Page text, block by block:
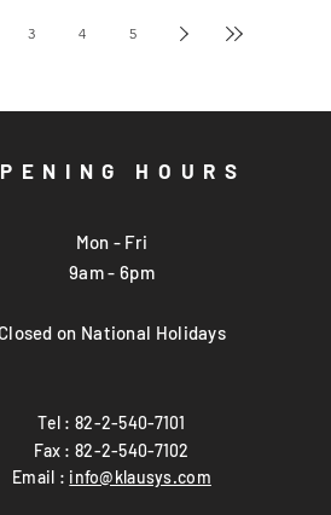
3 4 5
HOURS
Mon - Fri
9am - 6pm
Closed on National Holidays
Tel : 82-2-540-7101
Fax : 82-2-540-7102
Email : info@klausys.com